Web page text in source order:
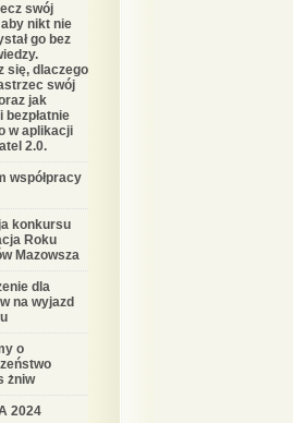
swój
aby nikt nie
go bez
się, dlaczego
swój
jak
bezpłatnie
w aplikacji
2.0.
współpracy
konkursu
Roku
Mazowsza
dla
na wyjazd
o
żniw
2024